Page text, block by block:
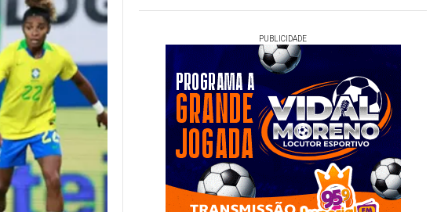
PUBLICIDADE